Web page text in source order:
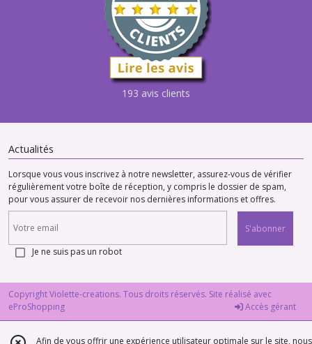
193 avis clients
Actualités
Lorsque vous vous inscrivez à notre newsletter, assurez-vous de vérifier
régulièrement votre boîte de réception, y compris le dossier de spam,
pour vous assurer de recevoir nos dernières informations et offres.
S'abonner
Je ne suis pas un robot
Copyright Violette-creations. Tous droits réservés. Site réalisé avec
eProShopping
Accès gérant
Afin de vous offrir une expérience utilisateur optimale sur le site, nous